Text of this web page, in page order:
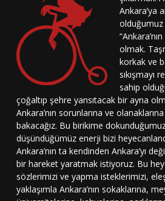
Ankara’ya
olduğumuz
olmak.
korkak ve
sıkışmayı
sahip
çoğaltıp şehre yansıtacak bir ayna
Ankara’nın sorunlarına ve
bakacağız. Bu birikime
düşündüğümüz enerji bizi
Ankara’nın ta kendinden Ankara’yı
bir hareket yaratmak istiyoruz. Bu
sözlerimizi ve yapma isteklerimizi,
yaklaşımla Ankara’nın sokaklarına,